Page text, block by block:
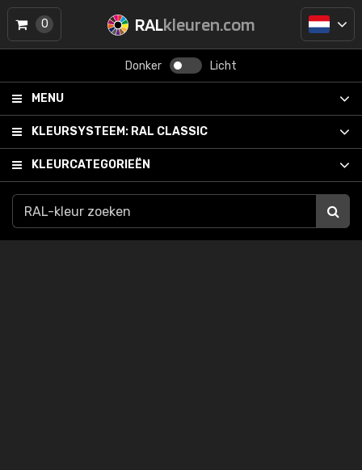
RALkleuren.com
Donker Licht
MENU
KLEURSYSTEEM: RAL CLASSIC
KLEURCATEGORIEËN
0